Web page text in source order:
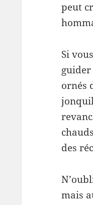
peut
Si
ornés
des
mais